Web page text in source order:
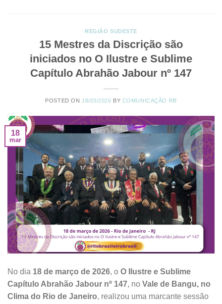
REGIÃO SUDESTE
15 Mestres da Discrição são
iniciados no O Ilustre e Sublime
Capítulo Abrahão Jabour nº 147
POSTED ON 18/03/2026 BY COMUNICAÇÃO RB
18
mar
No dia 18 de março de 2026, o O Ilustre e Sublime
Capítulo Abrahão Jabour nº 147, no Vale de Bangu, no
Clima do Rio de Janeiro, realizou uma marcante sessão